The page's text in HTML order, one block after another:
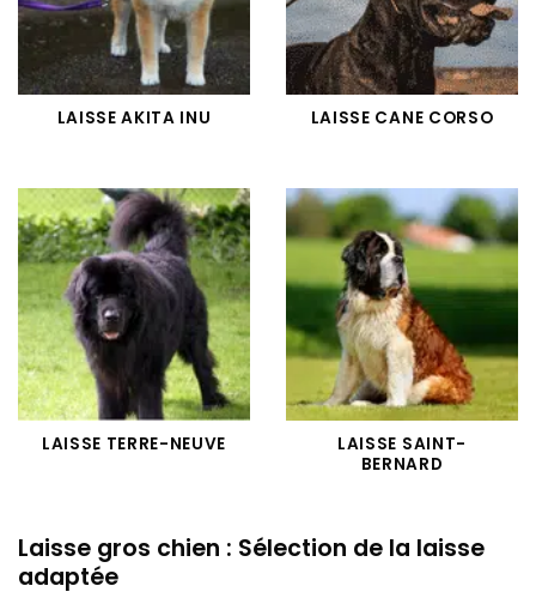
LAISSE AKITA INU LAISSE CANE CORSO
LAISSE TERRE-NEUVE
LAISSE SAINT-
BERNARD
Laisse gros chien : Sélection de la laisse
adaptée